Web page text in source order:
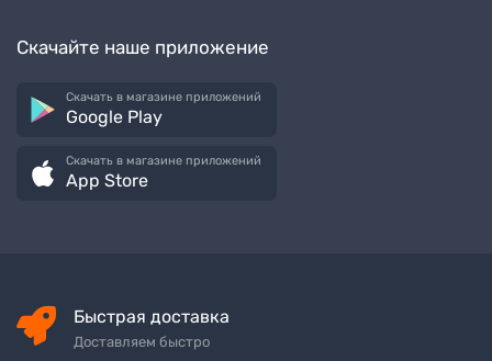
Скачайте наше приложение
Скачать в магазине приложений
Google Play
Скачать в магазине приложений
App Store
Быстрая доставка
Доставляем быстро